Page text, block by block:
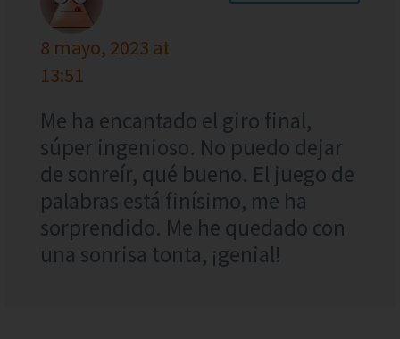
8 mayo, 2023 at
13:51
Me ha encantado el giro final,
súper ingenioso. No puedo dejar
de sonreír, qué bueno. El juego de
palabras está finísimo, me ha
sorprendido. Me he quedado con
una sonrisa tonta, ¡genial!